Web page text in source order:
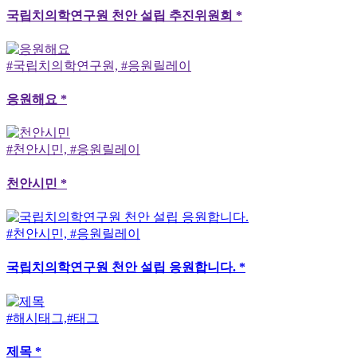
국립치의학연구원 천안 설립 추진위원회 *
#국립치의학연구원, #응원릴레이
응원해요 *
#천안시민, #응원릴레이
천안시민 *
#천안시민, #응원릴레이
국립치의학연구원 천안 설립 응원합니다. *
#해시태그,#태그
제목 *